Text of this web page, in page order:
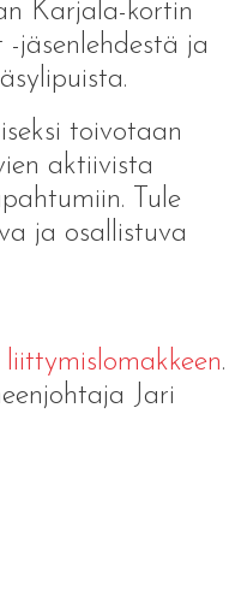
Karjala-kortin
jäsenlehdestä ja
toivotaan
aktiivista
Tule
ja osallistuva
liittymislomakkeen.
Jari